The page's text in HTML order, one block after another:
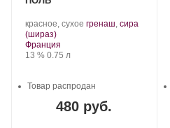
красное, сухое .гренаш, сира
(шираз).
Регион:
Франция
Крепость
13 %. Объем
0.75 л
480 руб.
Товар распродан